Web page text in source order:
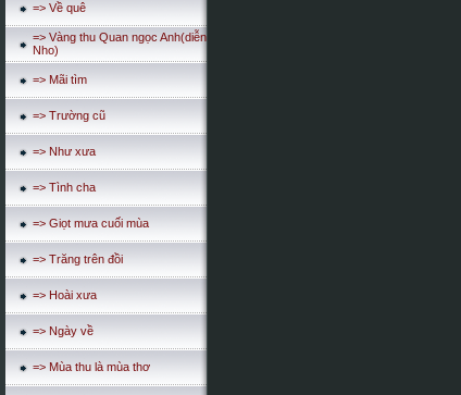
=> Về quê
=> Vàng thu Quan ngọc Anh(diễn
Nho)
=> Mãi tìm
=> Trường cũ
=> Như xưa
=> Tình cha
=> Giọt mưa cuối mùa
=> Trăng trên đồi
=> Hoài xưa
=> Ngày về
=> Mùa thu là mùa thơ